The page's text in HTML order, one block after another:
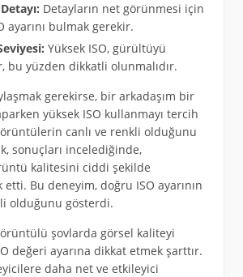
Detayların net görünmesi için
ayarını bulmak gerekir.
Yüksek ISO, gürültüyü
bu yüzden dikkatli olunmalıdır.
gerekirse, bir arkadaşım bir
yüksek ISO kullanmayı tercih
canlı ve renkli olduğunu
sonuçları incelediğinde,
kalitesini ciddi şekilde
Bu deneyim, doğru ISO ayarının
olduğunu gösterdi.
şovlarda görsel kaliteyi
değeri ayarına dikkat etmek şarttır.
daha net ve etkileyici